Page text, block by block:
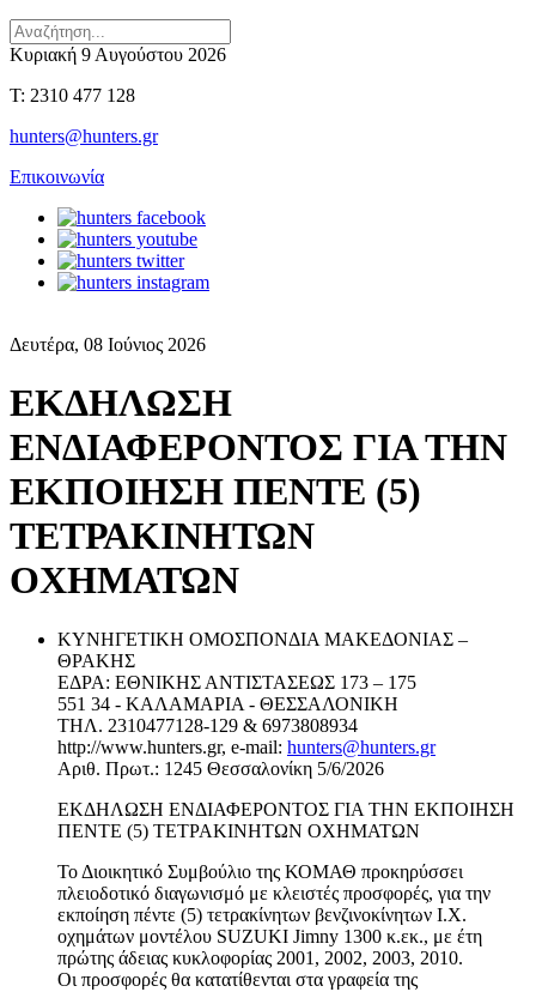
Κυριακή 9 Αυγούστου 2026
T: 2310 477 128
hunters@hunters.gr
Επικοινωνία
Δευτέρα, 08 Ιούνιος 2026
ΕΚΔΗΛΩΣΗ
ΕΝΔΙΑΦΕΡΟΝΤΟΣ ΓΙΑ ΤΗΝ
ΕΚΠΟΙΗΣΗ ΠΕΝΤΕ (5)
ΤΕΤΡΑΚΙΝΗΤΩΝ
ΟΧΗΜΑΤΩΝ
ΚΥΝΗΓΕΤΙΚΗ ΟΜΟΣΠΟΝΔΙΑ ΜΑΚΕΔΟΝΙΑΣ –
ΘΡΑΚΗΣ
ΕΔΡΑ: ΕΘΝΙΚΗΣ ΑΝΤΙΣΤΑΣΕΩΣ 173 – 175
551 34 - ΚΑΛΑΜΑΡΙΑ - ΘΕΣΣΑΛΟΝΙΚΗ
ΤΗΛ. 2310477128-129 & 6973808934
http://www.hunters.gr, e-mail: hunters@hunters.gr
Αριθ. Πρωτ.: 1245 Θεσσαλονίκη 5/6/2026
ΕΚΔΗΛΩΣΗ ΕΝΔΙΑΦΕΡΟΝΤΟΣ ΓΙΑ ΤΗΝ ΕΚΠΟΙΗΣΗ
ΠΕΝΤΕ (5) ΤΕΤΡΑΚΙΝΗΤΩΝ ΟΧΗΜΑΤΩΝ
Το Διοικητικό Συμβούλιο της ΚΟΜΑΘ προκηρύσσει
πλειοδοτικό διαγωνισμό με κλειστές προσφορές, για την
εκποίηση πέντε (5) τετρακίνητων βενζινοκίνητων Ι.Χ.
οχημάτων μοντέλου SUZUKI Jimny 1300 κ.εκ., με έτη
πρώτης άδειας κυκλοφορίας 2001, 2002, 2003, 2010.
Οι προσφορές θα κατατίθενται στα γραφεία της